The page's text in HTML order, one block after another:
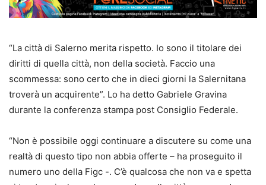
“La città di Salerno merita rispetto. Io sono il titolare dei
diritti di quella città, non della società. Faccio una
scommessa: sono certo che in dieci giorni la Salernitana
troverà un acquirente”. Lo ha detto Gabriele Gravina
durante la conferenza stampa post Consiglio Federale.
“Non è possibile oggi continuare a discutere su come una
realtà di questo tipo non abbia offerte – ha proseguito il
numero uno della Figc -. C’è qualcosa che non va e spetta